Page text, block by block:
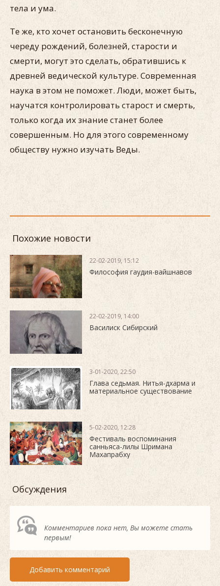
тела и ума.
Те же, кто хочет остановить бесконечную
череду рождений, болезней, старости и
смерти, могут это сделать, обратившись к
древней ведической культуре. Современная
наука в этом не поможет. Люди, может быть,
научатся контролировать старост и смерть,
только когда их знание станет более
совершенным. Но для этого современному
обществу нужно изучать Веды.
Похожие новости
22-02-2019, 15:12
Философия гаудия-вайшнавов
22-02-2019, 14:00
Василиск Сибирский
3-01-2020, 22:50
Глава седьмая. Нитья-дхарма и
материальное существование
5-02-2020, 12:28
Фестиваль воспоминания
санньяса-лилы Шримана
Махапрабху
Обсуждения
Комментариев пока нет, Вы можете стать
первым!
Добавить комментарий